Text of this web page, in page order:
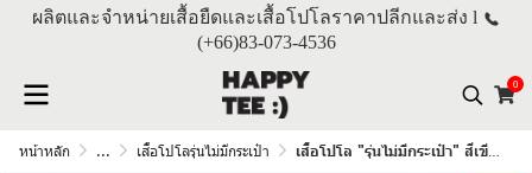
ผลิตและจำหน่ายเสื้อยืดและเสื้อโปโลราคาปลีกและส่ง l
(+66)83-073-4536
0
หน้าหลัก ... เสื้อโปโลรุ่นไม่มีกระเป๋า เสื้อโปโล "รุ่นไม่มีกระเป๋า" สีเขียวมิ้นท์